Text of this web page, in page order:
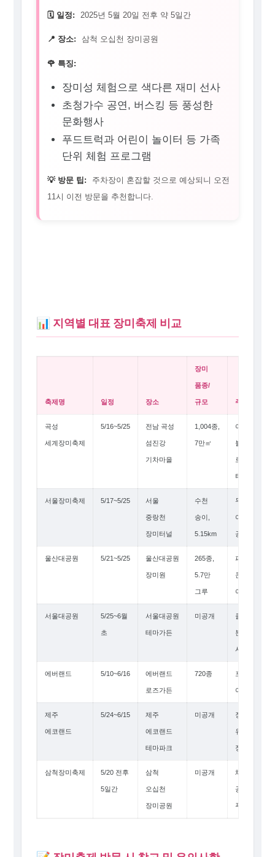
🗓️ 일정: 2025년 5월 20일 전후 약 5일간
📍 장소: 삼척 오십천 장미공원
🌹 특징:
장미성 체험으로 색다른 재미 선사
초청가수 공연, 버스킹 등 풍성한
문화행사
푸드트럭과 어린이 놀이터 등 가족
단위 체험 프로그램
💡 방문 팁:
주차장이 혼잡할 것으로 예상되니 오전
11시 이전 방문을 추천합니다.
📊 지역별 대표 장미축제 비교
축제명 일정 장소
장미
품종/
규모 주요 특징
곡성
세계장미축제
5/16~5/25 전남 곡성
섬진강
기차마을
1,004종,
7만㎡
야간
불꽃쇼,
로즈마켓,
터널
서울장미축제 5/17~5/25 서울
중랑천
장미터널
수천
송이,
5.15km
무료,
야간조명,
공연
울산대공원 5/21~5/25 울산대공원
장미원
265종,
5.7만
그루
퍼레이드,
콘서트,
아치길
서울대공원 5/25~6월
초
서울대공원
테마가든
미공개 클래식,
분수,
시민참여
에버랜드 5/10~6/16 에버랜드
로즈가든
720종 포토존,
야경 명소
제주
에코랜드
5/24~6/15 제주
에코랜드
테마파크
미공개 장미기차,
유럽풍
정원
삼척장미축제 5/20 전후
5일간
삼척
오십천
장미공원
미공개 체험,
공연,
푸드트럭